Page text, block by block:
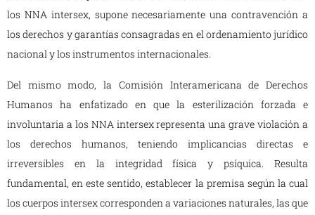
los NNA intersex, supone necesariamente una contravención a
los derechos y garantías consagradas en el ordenamiento jurídico
nacional y los instrumentos internacionales.
Del mismo modo, la Comisión Interamericana de Derechos
Humanos ha enfatizado en que la esterilización forzada e
involuntaria a los NNA intersex representa una grave violación a
los derechos humanos, teniendo implicancias directas e
irreversibles en la integridad física y psíquica. Resulta
fundamental, en este sentido, establecer la premisa según la cual
los cuerpos intersex corresponden a variaciones naturales, las que